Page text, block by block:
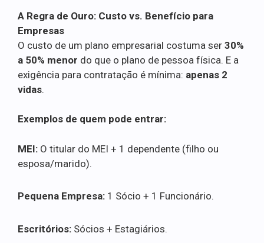
A Regra de Ouro: Custo vs. Benefício para
Empresas
O custo de um plano empresarial costuma ser 30%
a 50% menor do que o plano de pessoa física. E a
exigência para contratação é mínima: apenas 2
vidas.
Exemplos de quem pode entrar:
MEI: O titular do MEI + 1 dependente (filho ou
esposa/marido).
Pequena Empresa: 1 Sócio + 1 Funcionário.
Escritórios: Sócios + Estagiários.